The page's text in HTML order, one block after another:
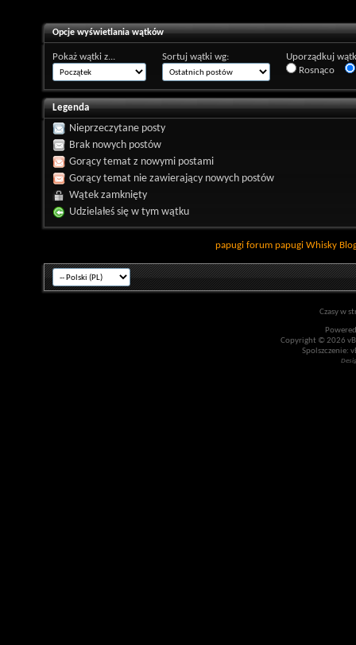
Opcje wyświetlania wątków
Pokaż wątki z... Sortuj wątki wg:
Uporządkuj
Rosnąco
Legenda
Nieprzeczytane posty
Brak nowych postów
Gorący temat z nowymi postami
Gorący temat nie zawierający nowych postów
Wątek zamknięty
Udzielałeś się w tym wątku
papugi forum papugi Whisky
Czasy w
Copyright © 2026
Spolszczenie: